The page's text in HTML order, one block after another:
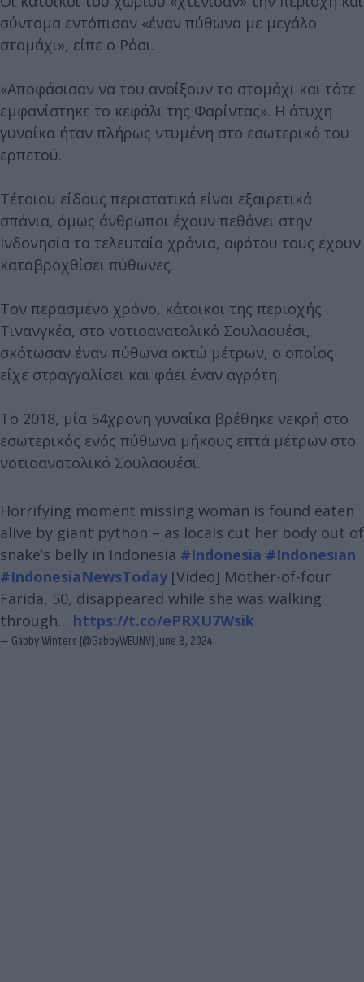
σύντομα εντόπισαν «έναν πύθωνα με μεγάλο
στομάχι», είπε ο Ρόσι.
«Αποφάσισαν να του ανοίξουν το στομάχι και τότε
εμφανίστηκε το κεφάλι της Φαρίντας». Η άτυχη
γυναίκα ήταν πλήρως ντυμένη στο εσωτερικό του
ερπετού.
Τέτοιου είδους περιστατικά είναι εξαιρετικά
σπάνια, όμως άνθρωποι έχουν πεθάνει στην
Ινδονησία τα τελευταία χρόνια, αφότου τους έχουν
καταβροχθίσει πύθωνες.
Τον περασμένο χρόνο, κάτοικοι της περιοχής
Τινανγκέα, στο νοτιοανατολικό Σουλαουέσι,
σκότωσαν έναν πύθωνα οκτώ μέτρων, ο οποίος
είχε στραγγαλίσει και φάει έναν αγρότη.
Το 2018, μία 54χρονη γυναίκα βρέθηκε νεκρή στο
εσωτερικός ενός πύθωνα μήκους επτά μέτρων στο
νοτιοανατολικό Σουλαουέσι.
Horrifying moment missing woman is found eaten
alive by giant python – as locals cut her body out of
snake’s belly in Indonesia #Indonesia #Indonesian
#IndonesiaNewsToday [Video] Mother-of-four
Farida, 50, disappeared while she was walking
through… https://t.co/ePRXU7Wsik
— Gabby Winters (@GabbyWEUNV) June 8, 2024